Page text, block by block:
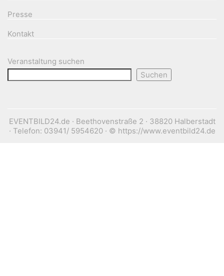
Presse
Kontakt
Veranstaltung suchen
Suchen
EVENTBILD24.de · Beethovenstraße 2 · 38820 Halberstadt
· Telefon: 03941/ 5954620 · © https://www.eventbild24.de